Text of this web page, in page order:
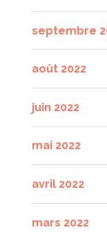
septembre
août 2022
juin 2022
mai 2022
avril 2022
mars 2022